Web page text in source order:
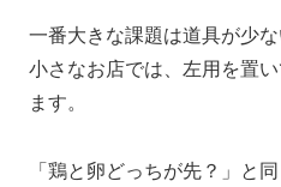
一番大きな課題は道具が少な
小さなお店では、左用を置
ます。
「鶏と卵どっちが先？」と同